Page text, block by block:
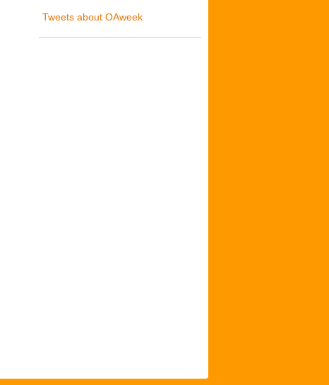
Tweets about OAweek